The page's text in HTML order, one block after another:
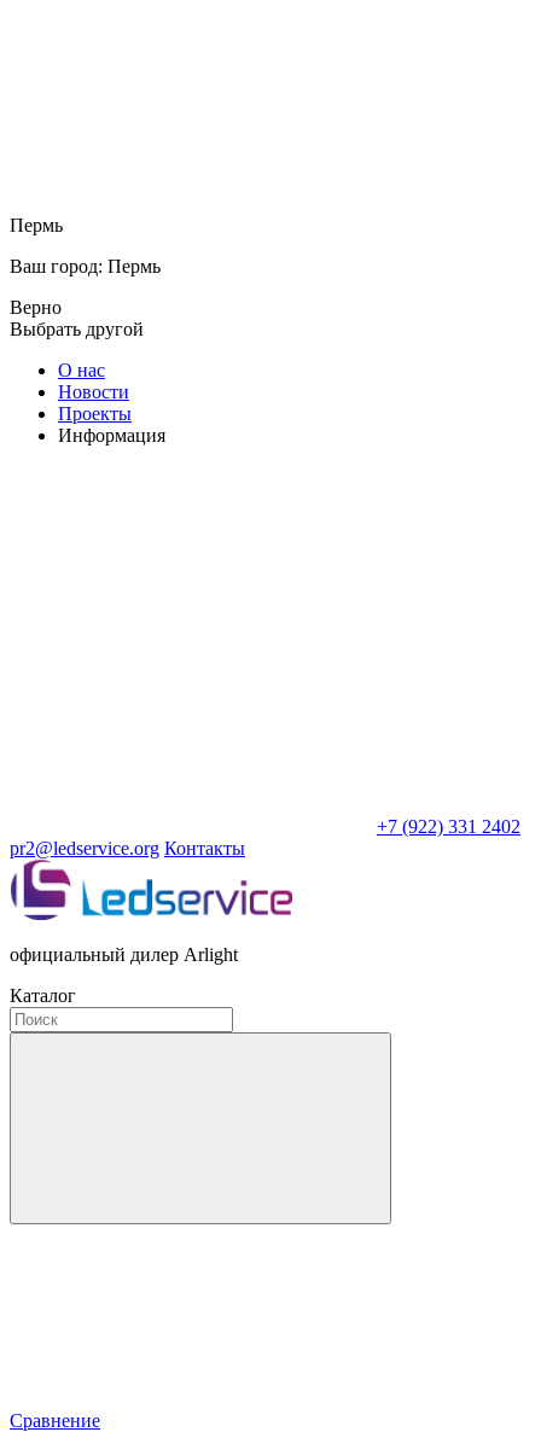
Пермь
Ваш город: Пермь
Верно
Выбрать другой
О нас
Новости
Проекты
Информация
+7 (922) 331 2402
pr2@ledservice.org Контакты
официальный дилер Arlight
Каталог
Сравнение